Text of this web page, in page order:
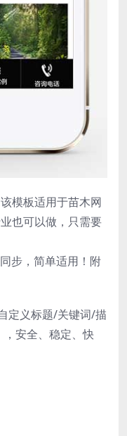
模板适用于苗木网
也可以做，只需要
步，简单适用！附
定义标题/关键词/描
安全、稳定、快